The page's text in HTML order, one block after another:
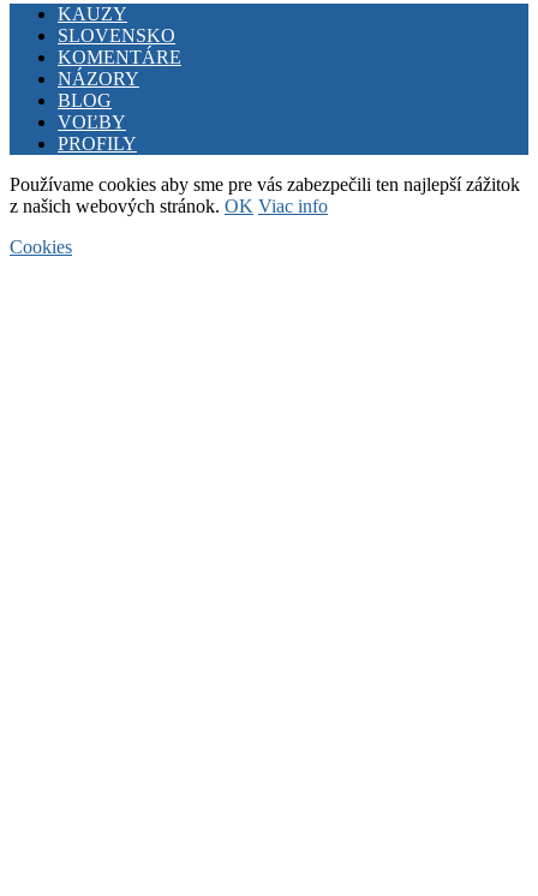
Facebook
Twitter
YoutubeKAUZY
SLOVENSKO
KOMENTÁRE
NÁZORY
BLOG
VOĽBY
PROFILY
Používame cookies aby sme pre vás zabezpečili ten najlepší zážitok
z našich webových stránok. OK Viac info
Cookies